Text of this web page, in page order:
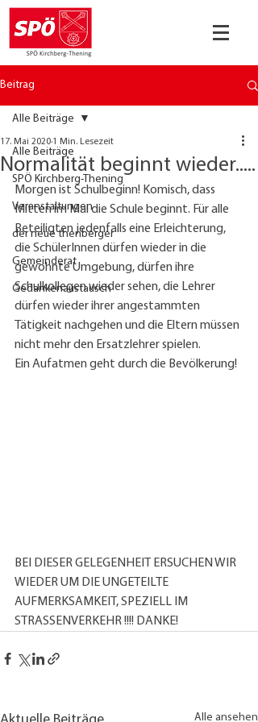
Beitrag
Alle Beiträge
SPÖ Kirchberg-Thening
Veranstaltungen
der neue thenberger
Gemeinderat
Gedankenaustausch
Alle Beiträge
Normalität beginnt wieder.....
17. Mai 2020 1 Min. Lesezeit
Morgen ist Schulbeginn! Komisch, dass
Mitten im Mai die Schule beginnt. Für alle
Beteiligten jedenfalls eine Erleichterung,
die SchülerInnen dürfen wieder in die
gewohnte Umgebung, dürfen ihre
Schulkollegen wieder sehen, die Lehrer
dürfen wieder ihrer angestammten
Tätigkeit nachgehen und die Eltern müssen
nicht mehr den Ersatzlehrer spielen.
Ein Aufatmen geht durch die Bevölkerung!
BEI DIESER GELEGENHEIT ERSUCHEN WIR
WIEDER UM DIE UNGETEILTE
AUFMERKSAMKEIT, SPEZIELL IM
STRASSENVERKEHR !!!! DANKE!
Alle ansehen